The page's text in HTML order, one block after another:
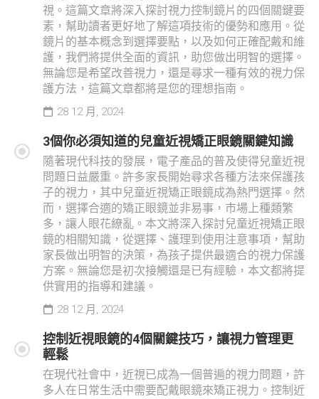
視。這篇文章將深入探討視力控制鏡片的四個關鍵要
素，幫助讀者更好地了解這項技術的優勢和應用。從
鏡片的基本概念到選擇要點，以及如何正確配戴和維
護，我們將提供全面的資訊，助您做出明智的選擇。
無論您是希望改善視力，還是尋求一種有效的視力保
護方法，這篇文章都將是您的理想指南。
28 12 月, 2024
3個你必須知道的兒童近視矯正眼鏡關鍵知識
隨著現代科技的發展，電子產品的普及使得兒童近視
問題日益嚴重。許多家長開始尋求各種方法來保護孩
子的視力，其中兒童近視矯正眼鏡成為熱門選擇。然
而，選擇合適的矯正眼鏡並非易事，市場上種類繁
多，讓人眼花繚亂。本文將深入探討兒童近視矯正眼
鏡的相關知識，從選擇、護理到使用注意事項，幫助
家長做出明智的決策，為孩子提供最適合的視力保護
方案。無論您是初次接觸還是已有經驗，本文都將提
供實用的指導和建議。
28 12 月, 2024
控制近視眼鏡的4個關鍵技巧，讓視力管理更
輕鬆
在現代社會中，近視已成為一個普遍的視力問題，許
多人在日常生活中需要配戴眼鏡來矯正視力。控制近